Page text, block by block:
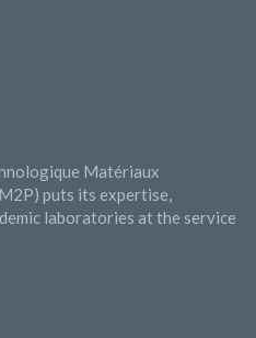
Matériaux
puts its expertise,
laboratories at the service